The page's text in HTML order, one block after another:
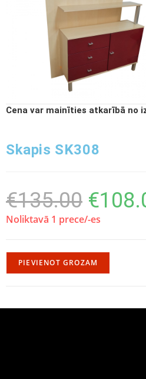
Cena var mainīties atkarībā no
Skapis SK308
€135.00 €
Noliktavā 1 prece/-es
PIEVIENOT GROZAM